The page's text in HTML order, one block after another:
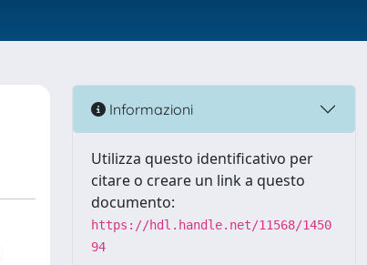
Informazioni
Utilizza questo identificativo per
citare o creare un link a questo
documento:
https://hdl.handle.net/11568/1450
94